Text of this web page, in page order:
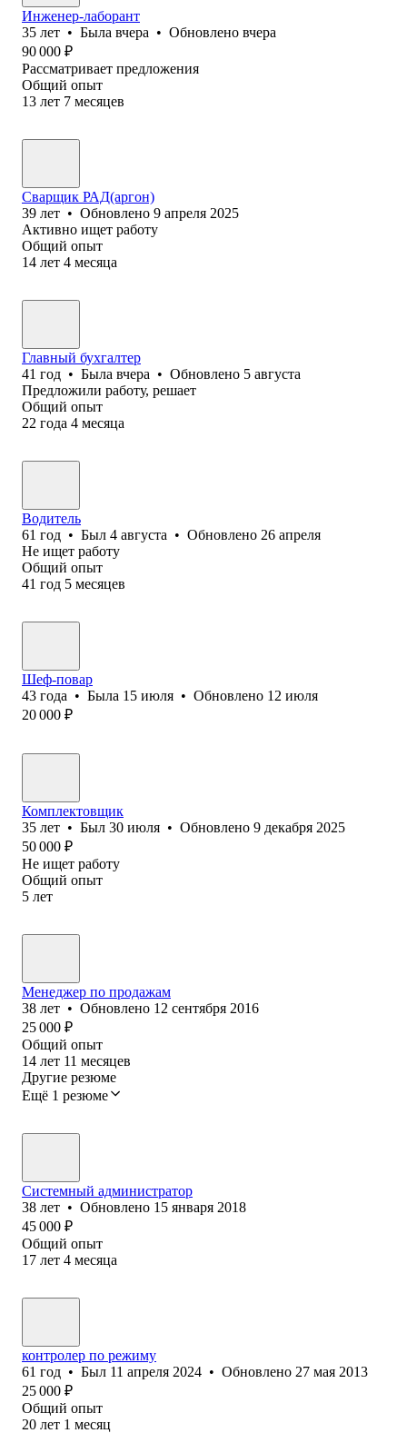
Инженер-лаборант
35 лет • Была вчера • Обновлено вчера
90 000 ₽
Рассматривает предложения
Общий опыт
13 лет 7 месяцев
Сварщик РАД(аргон)
39 лет • Обновлено 9 апреля 2025
Активно ищет работу
Общий опыт
14 лет 4 месяца
Главный бухгалтер
41 год • Была вчера • Обновлено 5 августа
Предложили работу, решает
Общий опыт
22 года 4 месяца
Водитель
61 год • Был 4 августа • Обновлено 26 апреля
Не ищет работу
Общий опыт
41 год 5 месяцев
Шеф-повар
43 года • Была 15 июля • Обновлено 12 июля
20 000 ₽
Комплектовщик
35 лет • Был 30 июля • Обновлено 9 декабря 2025
50 000 ₽
Не ищет работу
Общий опыт
5 лет
Менеджер по продажам
38 лет • Обновлено 12 сентября 2016
25 000 ₽
Общий опыт
14 лет 11 месяцев
Другие резюме
Ещё 1 резюме
Системный администратор
38 лет • Обновлено 15 января 2018
45 000 ₽
Общий опыт
17 лет 4 месяца
контролер по режиму
61 год • Был 11 апреля 2024 • Обновлено 27 мая 2013
25 000 ₽
Общий опыт
20 лет 1 месяц